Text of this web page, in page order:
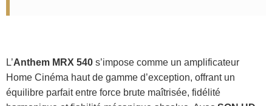
L’Anthem MRX 540 s’impose comme un amplificateur
Home Cinéma haut de gamme d’exception, offrant un
équilibre parfait entre force brute maîtrisée, fidélité